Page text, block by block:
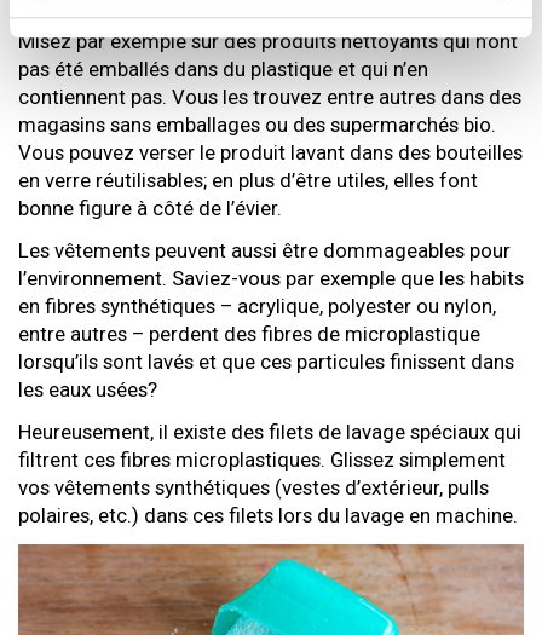
Le plastique peut aussi être évité lors du nettoyage.
Misez par exemple sur des produits nettoyants qui n’ont
pas été emballés dans du plastique et qui n’en
contiennent pas. Vous les trouvez entre autres dans des
magasins sans emballages ou des supermarchés bio.
Vous pouvez verser le produit lavant dans des bouteilles
en verre réutilisables; en plus d’être utiles, elles font
bonne figure à côté de l’évier.
Les vêtements peuvent aussi être dommageables pour
l’environnement. Saviez-vous par exemple que les habits
en fibres synthétiques – acrylique, polyester ou nylon,
entre autres – perdent des fibres de microplastique
lorsqu’ils sont lavés et que ces particules finissent dans
les eaux usées?
Heureusement, il existe des filets de lavage spéciaux qui
filtrent ces fibres microplastiques. Glissez simplement
vos vêtements synthétiques (vestes d’extérieur, pulls
polaires, etc.) dans ces filets lors du lavage en machine.